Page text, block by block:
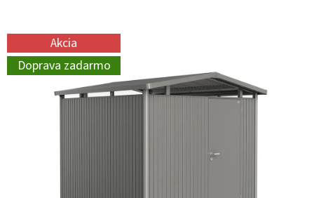
Akcia
Doprava zadarmo